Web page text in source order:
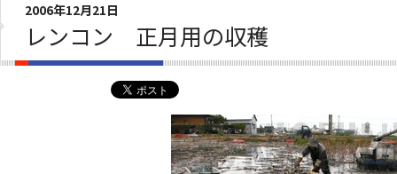
2006年12月21日
レンコン 正月用の収穫